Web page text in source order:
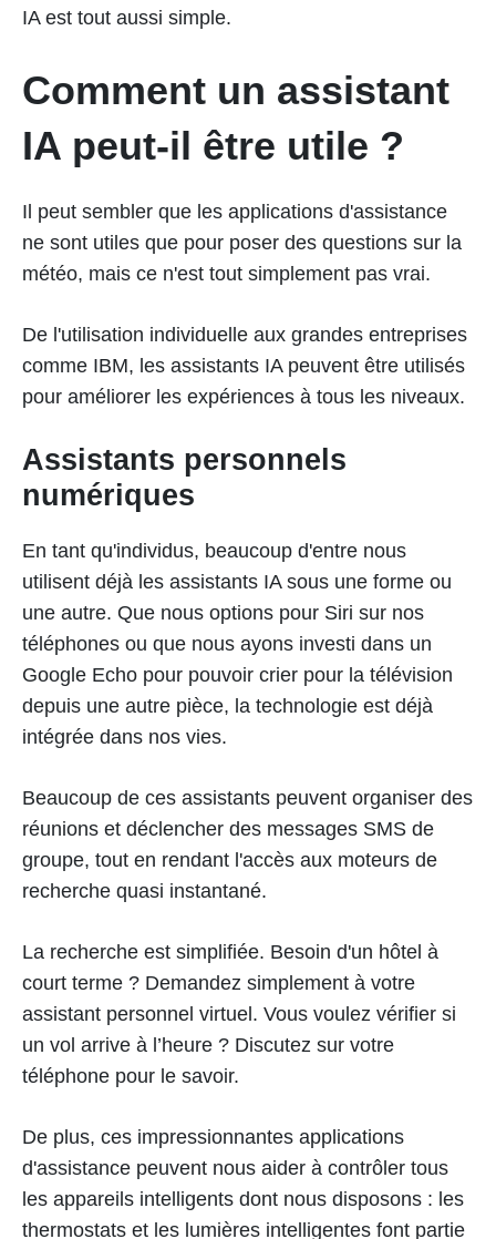
IA est tout aussi simple.
Comment un assistant
IA peut-il être utile ?
Il peut sembler que les applications d'assistance
ne sont utiles que pour poser des questions sur la
météo, mais ce n'est tout simplement pas vrai.
De l'utilisation individuelle aux grandes entreprises
comme IBM, les assistants IA peuvent être utilisés
pour améliorer les expériences à tous les niveaux.
Assistants personnels
numériques
En tant qu'individus, beaucoup d'entre nous
utilisent déjà les assistants IA sous une forme ou
une autre. Que nous options pour Siri sur nos
téléphones ou que nous ayons investi dans un
Google Echo pour pouvoir crier pour la télévision
depuis une autre pièce, la technologie est déjà
intégrée dans nos vies.
Beaucoup de ces assistants peuvent organiser des
réunions et déclencher des messages SMS de
groupe, tout en rendant l'accès aux moteurs de
recherche quasi instantané.
La recherche est simplifiée. Besoin d'un hôtel à
court terme ? Demandez simplement à votre
assistant personnel virtuel. Vous voulez vérifier si
un vol arrive à l’heure ? Discutez sur votre
téléphone pour le savoir.
De plus, ces impressionnantes applications
d'assistance peuvent nous aider à contrôler tous
les appareils intelligents dont nous disposons : les
thermostats et les lumières intelligentes font partie